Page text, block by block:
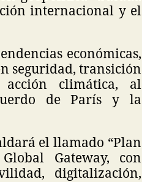
internacional y el
económicas,
seguridad, transición
acción climática, al
de París y la
el llamado “Plan
Gateway, con
digitalización,